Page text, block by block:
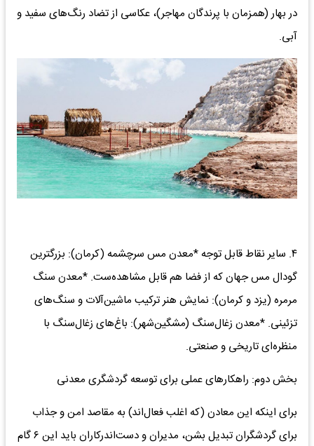
در بهار (همزمان با پرندگان مهاجر)، عکاسی از تضاد رنگ‌های سفید و
آبی.
۴. سایر نقاط قابل توجه *معدن مس سرچشمه (کرمان): بزرگترین
گودال مس جهان که از فضا هم قابل مشاهده‌ست. *معدن سنگ
مرمره (یزد و کرمان): نمایش هنر ترکیب ماشین‌آلات و سنگ‌های
تزئینی. *معدن زغال‌سنگ (مشگین‌شهر): باغ‌های زغال‌سنگ با
منظره‌ای تاریخی و صنعتی.
بخش دوم: راهکارهای عملی برای توسعه گردشگری معدنی
برای اینکه این معادن (که اغلب فعال‌اند) به مقاصد امن و جذاب
برای گردشگران تبدیل بشن، مدیران و دست‌اندرکاران باید این ۶ گام